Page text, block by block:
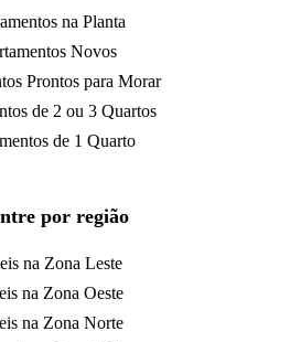
na Planta
Novos
Prontos para Morar
de 2 ou 3 Quartos
de 1 Quarto
por região
na Zona Leste
na Zona Oeste
na Zona Norte